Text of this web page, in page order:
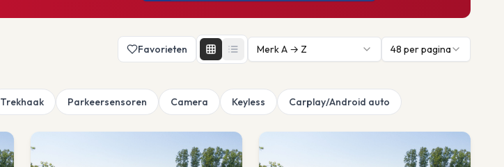
Favorieten Merk A → Z 48 per pagina
Trekhaak Parkeersensoren Camera Keyless Carplay/Android auto